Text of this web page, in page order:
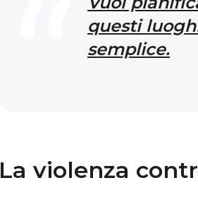
questi
semplice.
La violenza